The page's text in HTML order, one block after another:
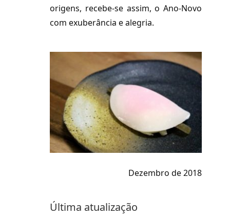
origens, recebe-se assim, o Ano-Novo
com exuberância e alegria.
Dezembro de 2018
Última atualização